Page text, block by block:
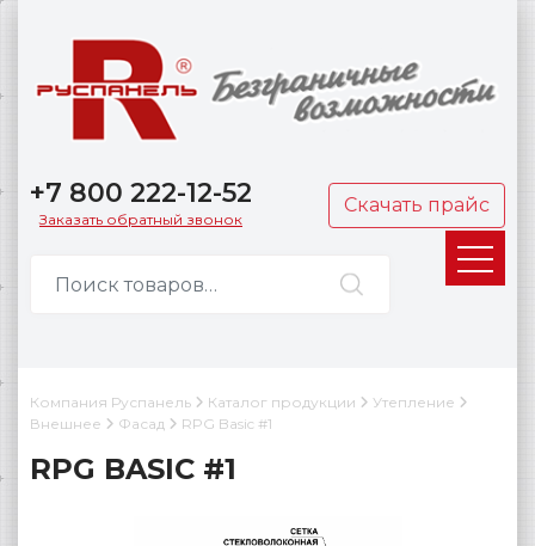
+7 800 222-12-52
Заказать обратный звонок
Скачать прайс
Компания Руспанель Каталог продукции
Утепление
Внешнее
Фасад RPG Basic #1
RPG BASIC #1